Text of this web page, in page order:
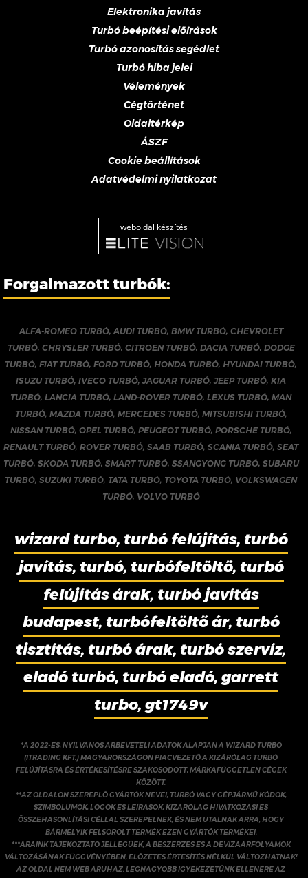
Elektronika javítás
Turbó beépítési előírások
Turbó azonosítás segédlet
Turbó hiba jelei
Vélemények
Cégtörténet
Oldaltérkép
ÁSZF
Cookie beállítások
Adatvédelmi nyilatkozat
weboldal készítés
Forgalmazott turbók:
ALFA-ROMEO TURBÓ,AUDI TURBÓ, BMW TURBÓ, CHEVROLET
TURBÓ, CHRYSLER TURBÓ, CITROEN TURBÓ, DACIA TURBÓ, DODGE
TURBÓ,FIAT TURBÓ,FORD TURBÓ, HONDA TURBÓ, HYUNDAI TURBÓ,
ISUZU TURBÓ,IVECO TURBÓ,JAGUAR TURBÓ,JEEP TURBÓ,KIA
TURBÓ,LANCIA TURBÓ,LAND-ROVER TURBÓ,LEXUS TURBÓ,MAN
TURBÓ, MAZDA TURBÓ, MERCEDES TURBÓ, MITSUBISHI TURBÓ,
NISSAN TURBÓ, OPEL TURBÓ, PEUGEOT TURBÓ, PORSCHE TURBÓ,
RENAULT TURBÓ,ROVER TURBÓ,SAAB TURBÓ,SCANIA TURBÓ,SEAT
TURBÓ, SKODA TURBÓ, SMART TURBÓ, SSANGYONG TURBÓ, SUBARU
TURBÓ,SUZUKI TURBÓ, TATA TURBÓ, TOYOTA TURBÓ, VOLKSWAGEN
TURBÓ, VOLVO TURBÓ
wizard turbo, turbó felújítás, turbó
javítás, turbó, turbófeltöltő, turbó
felújítás árak, turbó javítás
budapest, turbófeltöltő ár, turbó
tisztítás, turbó árak, turbó szervíz,
eladó turbó, turbó eladó, garrett
turbo, gt1749v
*A 2022-ES, NYÍLVÁNOS ÁRBEVÉTELI ADATOK ALAPJÁN A WIZARD TURBO
(ITRADING KFT.) MAGYARORSZÁGON PIACVEZETŐ A KIZÁRÓLAG TURBÓ
FELÚJÍTÁSRA ÉS ÉRTÉKESÍTÉSRE SZAKOSODOTT, MÁRKAFÜGGETLEN CÉGEK
KÖZÖTT.
**AZ OLDALON SZEREPLŐ GYÁRTÓK NEVEI, TURBÓ VAGY GÉPJÁRMŰ KÓDOK,
SZIMBÓLUMOK, LOGÓK ÉS LEÍRÁSOK, KIZÁRÓLAG HIVATKOZÁSI ÉS
ÖSSZEHASONLÍTÁSI CÉLLAL SZEREPELNEK, ÉS NEM UTALNAK ARRA, HOGY
BÁRMELYIK FELSOROLT TERMÉK EZEN GYÁRTÓK TERMÉKEI.
***ÁRAINK TÁJÉKOZTATÓ JELLEGŰEK, A BESZERZÉS ÉS A DEVIZAÁRFOLYAMOK
VÁLTOZÁSÁNAK FÜGGVÉNYÉBEN, ELŐZETES ÉRTESÍTÉS NÉLKÜL VÁLTOZHATNAK!
AZ OLDAL NEM WEB ÁRUHÁZ. LEGNAGYOBB IGYEKEZETÜNK ELLENÉRE AZ